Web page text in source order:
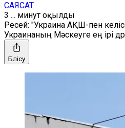
САЯСАТ
3 ... минут оқылды
Ресей: "Украина АҚШ-пен
Украинаның Мәскеуге ең ірі
Бөлісу